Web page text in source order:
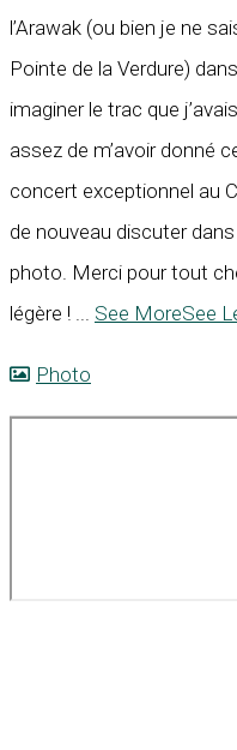
l’Arawak (ou bien je ne
Pointe de la Verdure)
imaginer le trac que
assez de m’avoir donné
concert exceptionnel au
de nouveau discuter
photo. Merci pour tout
légère !
See MoreSee
Photo